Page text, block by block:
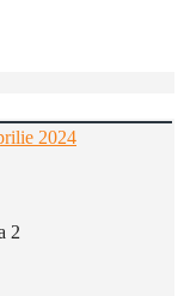
2024
2